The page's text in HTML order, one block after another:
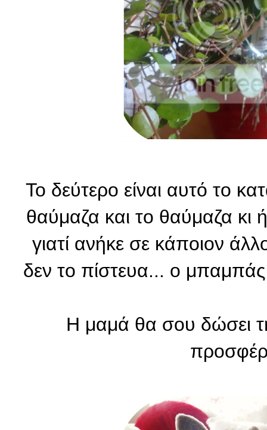
Το δεύτερο είναι αυτό το
θαύμαζα και το θαύμαζα
γιατί ανήκε σε κάποιον
δεν το πίστευα... ο
Η μαμά θα σου δώσει